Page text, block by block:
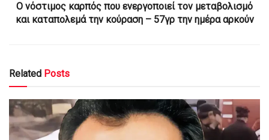
Ο νόστιμος καρπός που ενεργοποιεί τον μεταβολισμό
και καταπολεμά την κούραση – 57γρ την ημέρα αρκούν
Related Posts